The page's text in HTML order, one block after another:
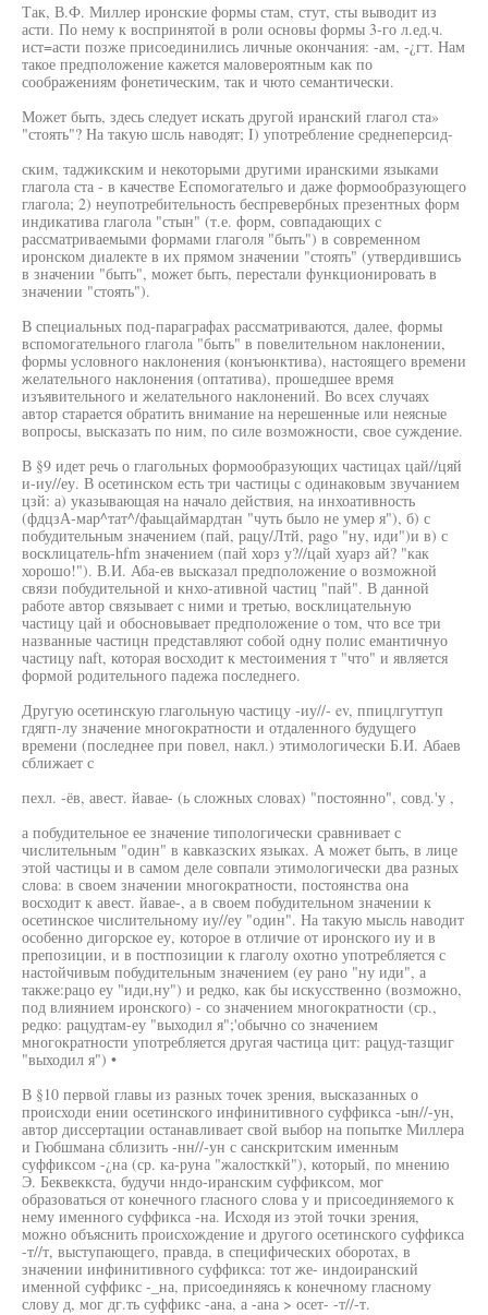
Так, В.Ф. Миллер иронские формы стам, стут, сты выводит из
асти. По нему к воспринятой в роли основы формы 3-го л.ед.ч.
ист=асти позже присоединились личные окончания: -ам, -¿гт. Нам
такое предположение кажется маловероятным как по
соображениям фонетическим, так и чюто семантически.
Может быть, здесь следует искать другой иранский глагол ста»
"стоять"? На такую шсль наводят; I) употребление среднеперсид-
ским, таджикским и некоторыми другими иранскими языками
глагола ста - в качестве Еспомогательго и даже формообразующего
глагола; 2) неупотребительность беспревербных презентных форм
индикатива глагола "стын" (т.е. форм, совпадающих с
рассматриваемыми формами глаголя "быть") в современном
иронском диалекте в их прямом значении "стоять" (утвердившись
в значении "быть", может быть, перестали функционировать в
значении "стоять").
В специальных под-параграфах рассматриваются, далее, формы
вспомогательного глагола "быть" в повелительном наклонении,
формы условного наклонения (конъюнктива), настоящего времени
желательного наклонения (оптатива), прошедшее время
изъявительного и желательного наклонений. Во всех случаях
автор старается обратить внимание на нерешенные или неясные
вопросы, высказать по ним, по силе возможности, свое суждение.
В §9 идет речь о глагольных формообразующих частицах цай//цяй
и-иу//еу. В осетинском есть три частицы с одинаковым звучанием
цзй: а) указывающая на начало действия, на инхоативность
(фдцзА-мар^тат^/фаыцаймардтан "чуть было не умер я"), б) с
побудительным значением (пай, рацу/Лтй, pago "ну, иди")и в) с
восклицатель-hfm значением (пай хорз у?//цай хуарз ай? "как
хорошо!"). В.И. Аба-ев высказал предположение о возможной
связи побудительной и кнхо-ативной частиц "пай". В данной
работе автор связывает с ними и третью, восклицательную
частицу цай и обосновывает предположение о том, что все три
названные частицн представляют собой одну полис емантичнуо
частицу naft, которая восходит к местоимения т "что" и является
формой родительного падежа последнего.
Другую осетинскую глагольную частицу -иу//- ev, ппицлгуттуп
гдягп-лу значение многократности и отдаленного будущего
времени (последнее при повел, накл.) этимологически Б.И. Абаев
сближает с
пехл. -ёв, авест. йавае- (ь сложных словах) "постоянно", совд.'у ,
а побудительное ее значение типологически сравнивает с
числительным "один" в кавказских языках. А может быть, в лице
этой частицы и в самом деле совпали этимологически два разных
слова: в своем значении многократности, постоянства она
восходит к авест. йавае-, а в своем побудительном значении к
осетинское числительному иу//еу "один". На такую мысль наводит
особенно дигорское еу, которое в отличие от иронского иу и в
препозиции, и в постпозиции к глаголу охотно употребляется с
настойчивым побудительным значением (еу рано "ну иди", а
также:рацо еу "иди,ну") и редко, как бы искусственно (возможно,
под влиянием иронского) - со значением многократности (ср.,
редко: рацудтам-еу "выходил я";'обычно со значением
многократности употребляется другая частица цит: рацуд-тазщиг
"выходил я") •
В §10 первой главы из разных точек зрения, высказанных о
происходи ении осетинского инфинитивного суффикса -ын//-ун,
автор диссертации останавливает свой выбор на попытке Миллера
и Гюбшмана сблизить -нн//-ун с санскритским именным
суффиксом -¿на (ср. ка-руна "жалостккй"), который, по мнению
Э. Беквеккста, будучи нндо-иранским суффиксом, мог
образоваться от конечного гласного слова у и присоединяемого к
нему именного суффикса -на. Исходя из этой точки зрения,
можно объяснить происхождение и другого осетинского суффикса
-т//т, выступающего, правда, в специфических оборотах, в
значении инфинитивного суффикса: тот же- индоиранский
именной суффикс -_на, присоединяясь к конечному гласному
слову д, мог дг.ть суффикс -ана, а -ана > осет- -т//-т.